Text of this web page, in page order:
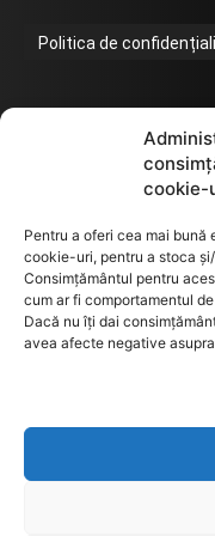
cookie-
Pentru a oferi cea mai bună
cookie-uri, pentru a stoca
Consimțământul pentru
cum ar fi comportamentul
Dacă nu îți dai
avea afecte negative
Politica de
Termeni de utilizare
GDPR
Anunturi de licitații